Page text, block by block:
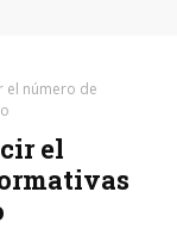
accidentado en un
el número de
el